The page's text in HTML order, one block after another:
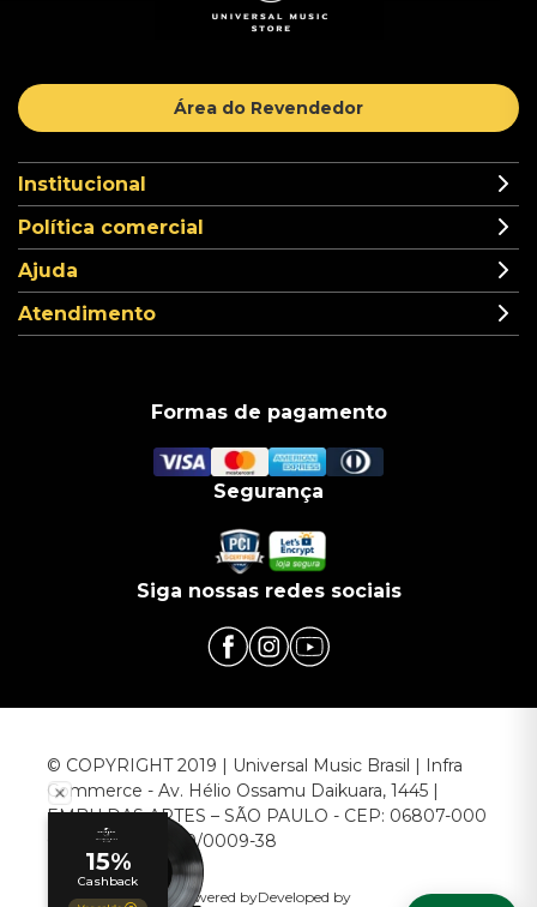
Área do Revendedor
Institucional
Política comercial
Ajuda
Atendimento
Formas de pagamento
Segurança
Siga nossas redes sociais
© COPYRIGHT 2019 | Universal Music Brasil | Infra
Commerce - Av. Hélio Ossamu Daikuara, 1445 |
EMBU DAS ARTES – SÃO PAULO - CEP: 06807-000
CNPJ: 00.952.789/0009-38
Powered byDeveloped by